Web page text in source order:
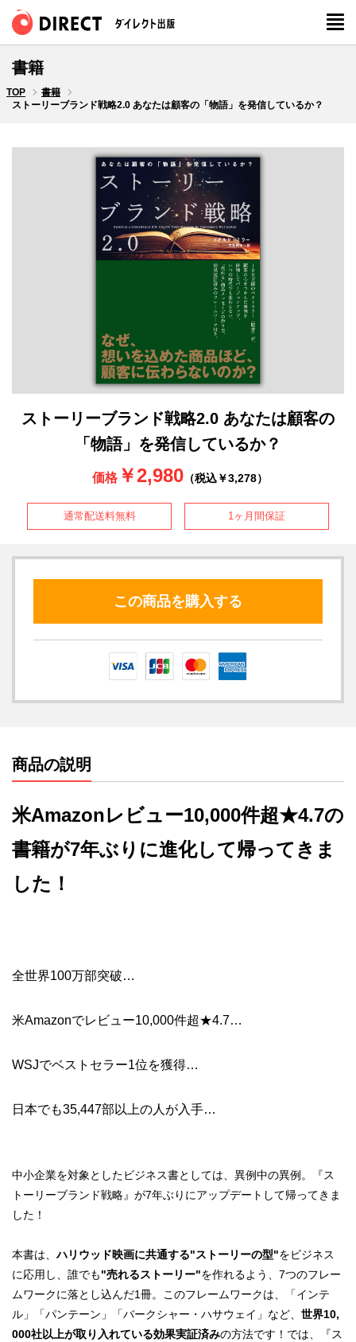
書籍
TOP
書籍
ストーリーブランド戦略2.0 あなたは顧客の「物語」を発信しているか？
ストーリーブランド戦略2.0 あなたは顧客の
「物語」を発信しているか？
価格 ￥2,980 （税込￥3,278）
通常配送料無料 1ヶ月間保証
この商品を購入する
商品の説明
米Amazonレビュー10,000件超★4.7の
書籍が7年ぶりに進化して帰ってきま
した！
全世界100万部突破…
米Amazonでレビュー10,000件超★4.7…
WSJでベストセラー1位を獲得…
日本でも35,447部以上の人が入手…
中小企業を対象としたビジネス書としては、異例中の異例。『ス
トーリーブランド戦略』が7年ぶりにアップデートして帰ってきま
した！
本書は、ハリウッド映画に共通する"ストーリーの型"をビジネス
に応用し、誰でも"売れるストーリー"を作れるよう、7つのフレー
ムワークに落とし込んだ1冊。このフレームワークは、「インテ
ル」「パンテーン」「バークシャー・ハサウェイ」など、 世界10,
000社以上が取り入れている効果実証済みの方法です！では、『ス